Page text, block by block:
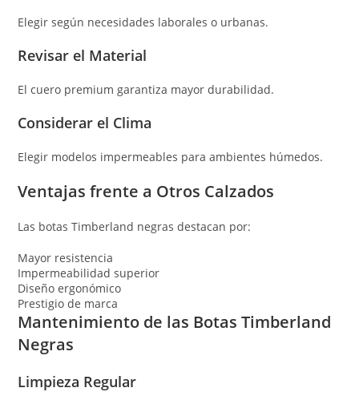
Elegir según necesidades laborales o urbanas.
Revisar el Material
El cuero premium garantiza mayor durabilidad.
Considerar el Clima
Elegir modelos impermeables para ambientes húmedos.
Ventajas frente a Otros Calzados
Las botas Timberland negras destacan por:
Mayor resistencia
Impermeabilidad superior
Diseño ergonómico
Prestigio de marca
Mantenimiento de las Botas Timberland
Negras
Limpieza Regular